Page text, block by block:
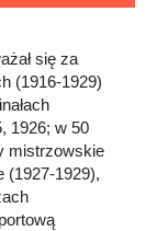
się za
(1916-1929)
1926; w 50
mistrzowskie
(1927-1929),